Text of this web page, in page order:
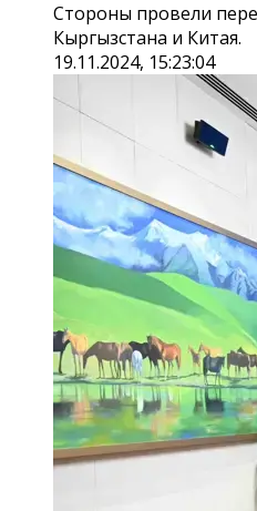
Стороны провели
Кыргызстана и Китая.
19.11.2024, 15:23:04